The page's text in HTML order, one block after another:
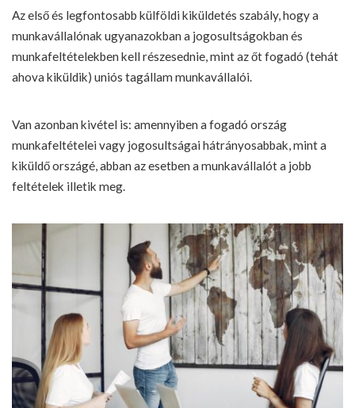
Az első és legfontosabb külföldi kiküldetés szabály, hogy a
munkavállalónak ugyanazokban a jogosultságokban és
munkafeltételekben kell részesednie, mint az őt fogadó (tehát
ahova kiküldik) uniós tagállam munkavállalói.
Van azonban kivétel is: amennyiben a fogadó ország
munkafeltételei vagy jogosultságai hátrányosabbak, mint a
kiküldő országé, abban az esetben a munkavállalót a jobb
feltételek illetik meg.